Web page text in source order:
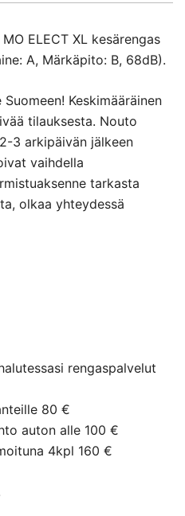
ELECT XL kesärengas
A, Märkäpito: B, 68dB).
Keskimääräinen
tilauksesta. Nouto
3 arkipäivän jälkeen
vaihdella
tarkasta
olkaa yhteydessä
rengaspalvelut
80 €
auton alle 100 €
4kpl 160 €